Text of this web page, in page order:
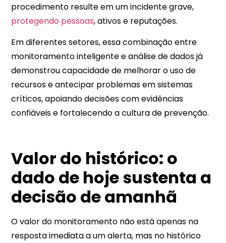
procedimento resulte em um incidente grave,
protegendo pessoas, ativos e reputações.
Em diferentes setores, essa combinação entre
monitoramento inteligente e análise de dados já
demonstrou capacidade de melhorar o uso de
recursos e antecipar problemas em sistemas
críticos, apoiando decisões com evidências
confiáveis e fortalecendo a cultura de prevenção.
Valor do histórico: o
dado de hoje sustenta a
decisão de amanhã
O valor do monitoramento não está apenas na
resposta imediata a um alerta, mas no histórico